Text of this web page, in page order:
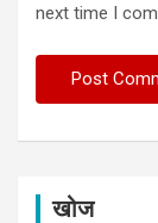
next time I
खोज